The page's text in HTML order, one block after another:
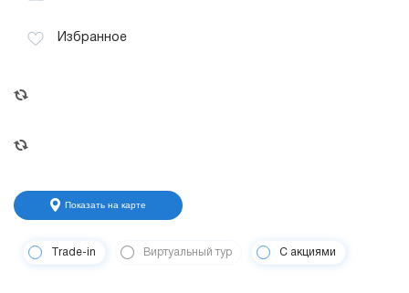
Избранное
Показать на карте
Trade-in Виртуальный тур С акциями